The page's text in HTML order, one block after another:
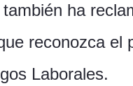
ha
reconozca el
Laborales.